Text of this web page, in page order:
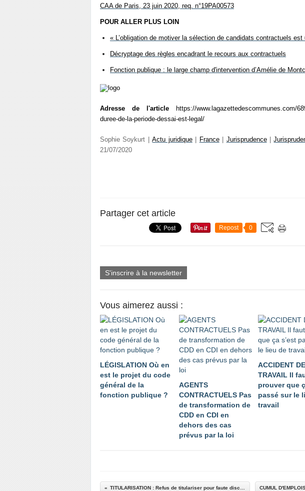
CAA de Paris, 23 juin 2020, req. n°19PA00573
POUR ALLER PLUS LOIN
« L’obligation de motiver la sélection de candidats contractuels est
Décryptage des règles encadrant le recours aux contractuels
Fonction publique : le large champ d'intervention d’Amélie de
Adresse de l'article https://www.lagazettedescommunes.com/
duree-de-la-periode-dessai-est-legal/
Sophie Soykurt |Actu juridique| France| Jurisprudence|
21/07/2020
Partager cet article
Repost 0
S'inscrire à la newsletter
Vous aimerez aussi :
LÉGISLATION Où en
est le projet du code
général de la
fonction publique ?
AGENTS
CONTRACTUELS Pas
de transformation de
CDD en CDI en
dehors des cas
prévus par la loi
ACCIDENT DE
TRAVAIL Il
prouver que
passé sur le
travail